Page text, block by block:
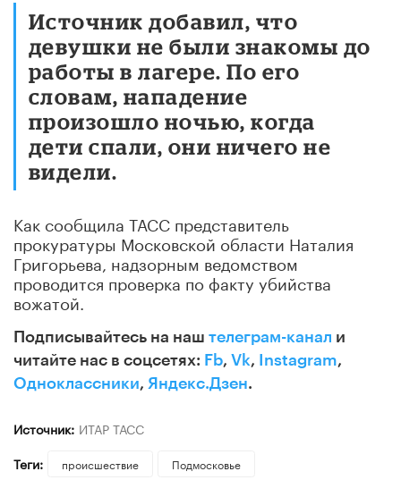
Источник добавил, что
девушки не были знакомы до
работы в лагере. По его
словам, нападение
произошло ночью, когда
дети спали, они ничего не
видели.
Как сообщила ТАСС представитель
прокуратуры Московской области Наталия
Григорьева, надзорным ведомством
проводится проверка по факту убийства
вожатой.
Подписывайтесь на наш телеграм-канал и
читайте нас в соцсетях: Fb, Vk, Instagram,
Одноклассники, Яндекс.Дзен.
Источник: ИТАР ТАСС
Теги:
происшествие
Подмосковье